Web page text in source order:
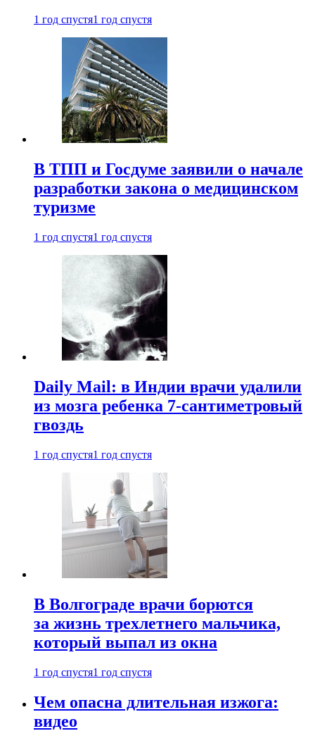
1 год спустя1 год спустя
В ТПП и Госдуме заявили о начале
разработки закона о медицинском
туризме
1 год спустя1 год спустя
Daily Mail: в Индии врачи удалили
из мозга ребенка 7-сантиметровый
гвоздь
1 год спустя1 год спустя
В Волгограде врачи борются
за жизнь трехлетнего мальчика,
который выпал из окна
1 год спустя1 год спустя
Чем опасна длительная изжога:
видео